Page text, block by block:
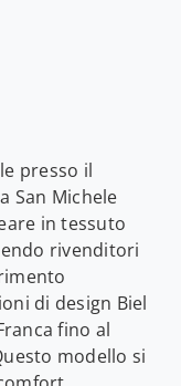
presso il
San Michele
in tessuto
rivenditori
di design Biel
fino al
modello si